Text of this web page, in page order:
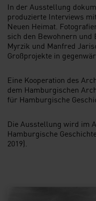
In der Ausstellung
produzierte Interviews
Neuen Heimat.
sich den Bewohnern
Myrzik und Manfred
Großprojekte in
Eine Kooperation des
dem Hamburgischen
für Hamburgische
Die Ausstellung wird im
Hamburgische
2019).